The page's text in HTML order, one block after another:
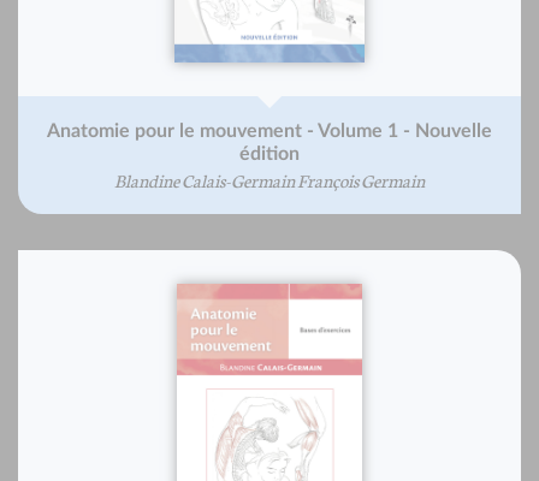
Anatomie pour le mouvement - Volume 1 - Nouvelle
édition
Blandine Calais-Germain François Germain